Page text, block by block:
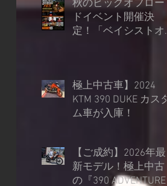
秋のビッグオフロー
ドイベント開催決
定！「ベイシストオ
極上中古車】2024
KTM 390 DUKE カスタ
ム車が入庫！
【ご成約】2026年最
新モデル！極上中古
の『390 ADVENTURE